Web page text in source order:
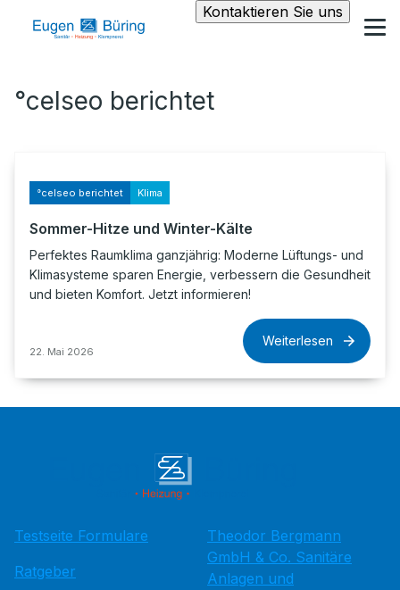
Kontaktieren Sie uns
°celseo berichtet
°celseo berichtet Klima
Sommer-Hitze und Winter-Kälte
Perfektes Raumklima ganzjährig: Moderne Lüftungs- und
Klimasysteme sparen Energie, verbessern die Gesundheit
und bieten Komfort. Jetzt informieren!
22. Mai 2026
Weiterlesen
Testseite Formulare
Ratgeber
Theodor Bergmann
GmbH & Co. Sanitäre
Anlagen und